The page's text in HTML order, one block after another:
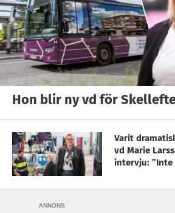
Hon blir ny vd för
Varit
vd Marie
intervju:
ANNONS